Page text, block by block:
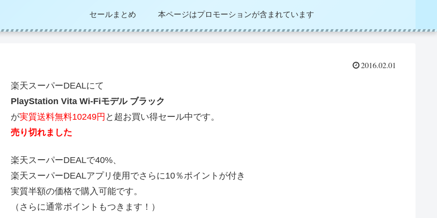
セールまとめ 本ページはプロモーションが含まれています
2016.02.01
楽天スーパーDEALにて
PlayStation Vita Wi-Fiモデル ブラック
が実質送料無料10249円 と超お買い得セール中です。
売り切れました
楽天スーパーDEALで40%、
楽天スーパーDEALアプリ使用でさらに10％ポイントが付き
実質半額の価格で購入可能です。
（さらに通常ポイントもつきます！）